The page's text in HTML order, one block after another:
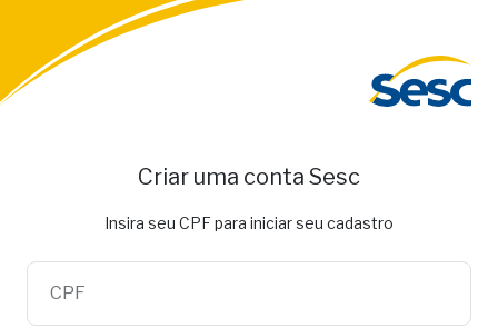
Criar uma conta Sesc
Insira seu CPF para iniciar seu cadastro
CPF